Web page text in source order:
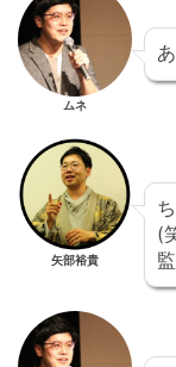
ムネ
矢部裕貴
(